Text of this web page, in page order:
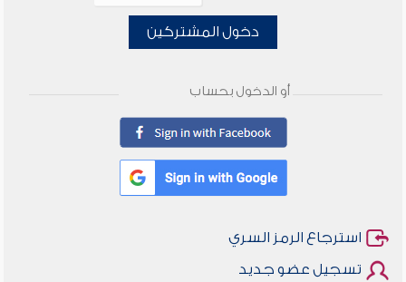
دخول المشتركين
أو الدخول بحساب
استرجاع الرمز السري
تسجيل عضو جديد